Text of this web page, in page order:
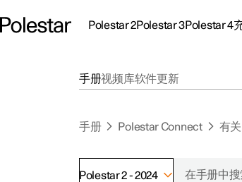
Polestar 2Polestar 3Polestar 4
手册视频库软件更新
手册 Polestar Connect 有
Polestar 2 - 2024